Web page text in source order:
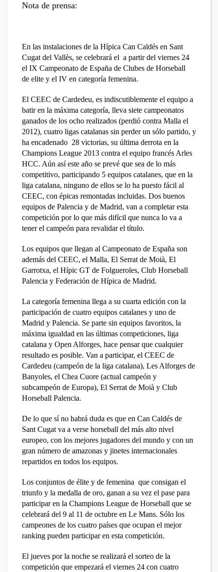
Nota de prensa:
En las instalaciones de la Hípica Can Caldés en Sant
Cugat del Vallès, se celebrará el a partir del viernes 24
el IX Campeonato de España de Clubes de Horseball
de elite y el IV en categoría femenina.
El CEEC de Cardedeu, es indiscutiblemente el equipo a
batir en la máxima categoría, lleva siete campeonatos
ganados de los ocho realizados (perdió contra Malla el
2012), cuatro ligas catalanas sin perder un sólo partido, y
ha encadenado 28 victorias, su última derrota en la
Champions League 2013 contra el equipo francés Arles
HCC. Aún así este año se prevé que sea de lo más
competitivo, participando 5 equipos catalanes, que en la
liga catalana, ninguno de ellos se lo ha puesto fácil al
CEEC, con épicas remontadas incluidas. Dos buenos
equipos de Palencia y de Madrid, van a completar esta
competición por lo que más difícil que nunca lo va a
tener el campeón para revalidar el título.
Los equipos que llegan al Campeonato de España son
además del CEEC, el Malla, El Serrat de Moià, El
Garrotxa, el Hípic GT de Folgueroles, Club Horseball
Palencia y Federación de Hípica de Madrid.
La categoría femenina llega a su cuarta edición con la
participación de cuatro equipos catalanes y uno de
Madrid y Palencia. Se parte sin equipos favoritos, la
máxima igualdad en las últimas competiciones, liga
catalana y Open Alforges, hace pensar que cualquier
resultado es posible. Van a participar, el CEEC de
Cardedeu (campeón de la liga catalana), Les Alforges de
Banyoles, el Chea Cuore (actual campeón y
subcampeón de Europa), El Serrat de Moià y Club
Horseball Palencia.
De lo que sí no habrá duda es que en Can Caldés de
Sant Cugat va a verse horseball del más alto nivel
europeo, con los mejores jugadores del mundo y con un
gran número de amazonas y jinetes internacionales
repartidos en todos los equipos.
Los conjuntos de élite y de femenina que consigan el
triunfo y la medalla de oro, ganan a su vez el pase para
participar en la Champions League de Horseball que se
celebrará del 9 al 11 de octubre en Le Mans. Sólo los
campeones de los cuatro países que ocupan el mejor
ranking pueden participar en esta competición.
El jueves por la noche se realizará el sorteo de la
competición que empezará el viernes 24 con cuatro